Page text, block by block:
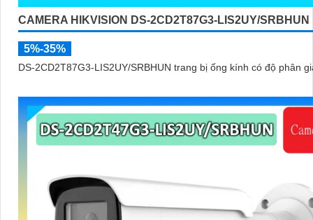
CAMERA HIKVISION DS-2CD2T87G3-LIS2UY/SRBHUN
5%-35%
DS-2CD2T87G3-LIS2UY/SRBHUN trang bị ống kính có độ phân